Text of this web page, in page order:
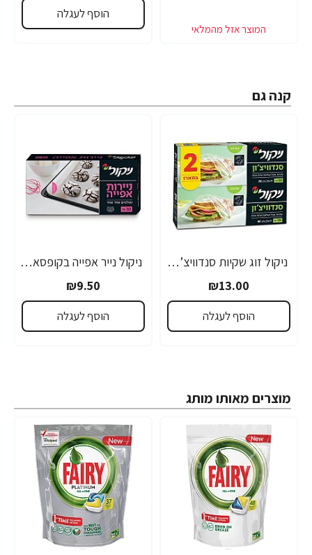
הוסף לעגלה
קנה גם
ניקול זוג שקיות סנדוויצ’ון 300 יחידות מארז זוג
₪13.00
הוסף לעגלה
ניקול נייר אפייה בקופסא - 30 יחידות
₪9.50
הוסף לעגלה
מוצרים מאותו מותג